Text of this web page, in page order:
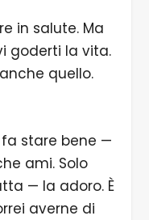
in salute. Ma
goderti la vita.
quello.
stare bene —
ami. Solo
— la adoro. È
averne di